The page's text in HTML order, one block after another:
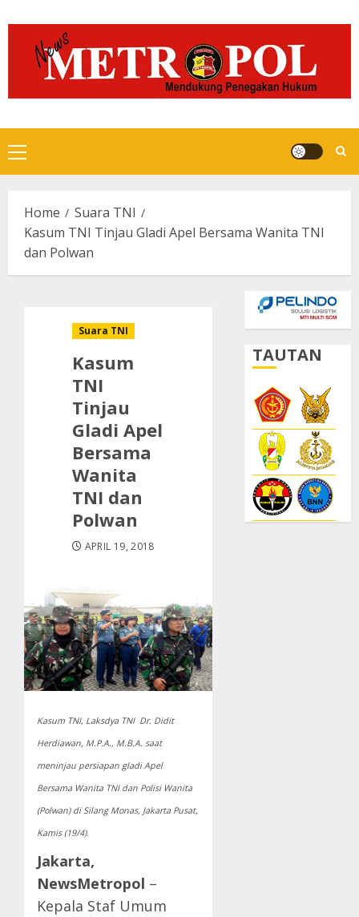
to
content
Primary
Menu
Home
Suara TNI
Kasum TNI Tinjau Gladi Apel Bersama Wanita TNI
dan Polwan
Suara TNI
Kasum
TNI
Tinjau
Gladi Apel
Bersama
Wanita
TNI dan
Polwan
APRIL 19, 2018
Kasum TNI, Laksdya TNI Dr. Didit
Herdiawan, M.P.A., M.B.A. saat
meninjau persiapan gladi Apel
Bersama Wanita TNI dan Polisi Wanita
(Polwan) di Silang Monas, Jakarta Pusat,
Kamis (19/4).
Jakarta,
NewsMetropol –
Kepala Staf Umum
TAUTAN